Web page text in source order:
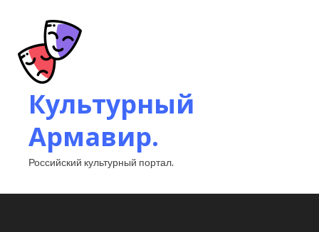
Культурный
Армавир.
Российский культурный портал.